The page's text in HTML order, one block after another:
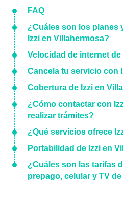
FAQ
¿Cuáles son los planes
Izzi en Villahermosa?
Velocidad de internet
Cancela tu servicio con
Cobertura de Izzi en
¿Cómo contactar con
realizar trámites?
¿Qué servicios ofrece
Portabilidad de Izzi en
¿Cuáles son las tarifas
prepago, celular y TV